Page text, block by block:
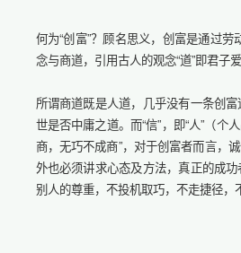
何为“创富”？顾名思义，创富是通过劳
念与商道，引用古人的观念“道”即君子
所谓商道既是人道，几乎没有一条创
世是否中庸之道。而“信”，即“人”（个
商，无巧不成商”，对于创富者而言，
外也必须讲求心态及方法，真正的成
别人的尊重，不投机取巧，不走捷径，